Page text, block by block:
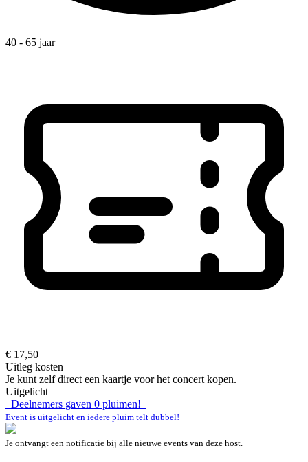
40 - 65 jaar
€ 17,50
Uitleg kosten
Je kunt zelf direct een kaartje voor het concert kopen.
Uitgelicht
Deelnemers gaven 0 pluimen!
Event is uitgelicht en iedere pluim telt dubbel!
Je ontvangt een notificatie bij alle nieuwe events van deze host.